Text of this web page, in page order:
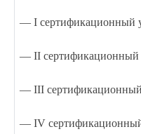
—I сертификационный
—II
—III
—IV